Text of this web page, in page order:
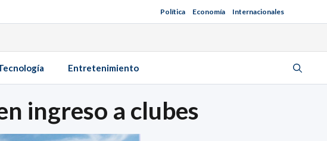
Política Economía Internacionales
Entretenimiento
ingreso a clubes